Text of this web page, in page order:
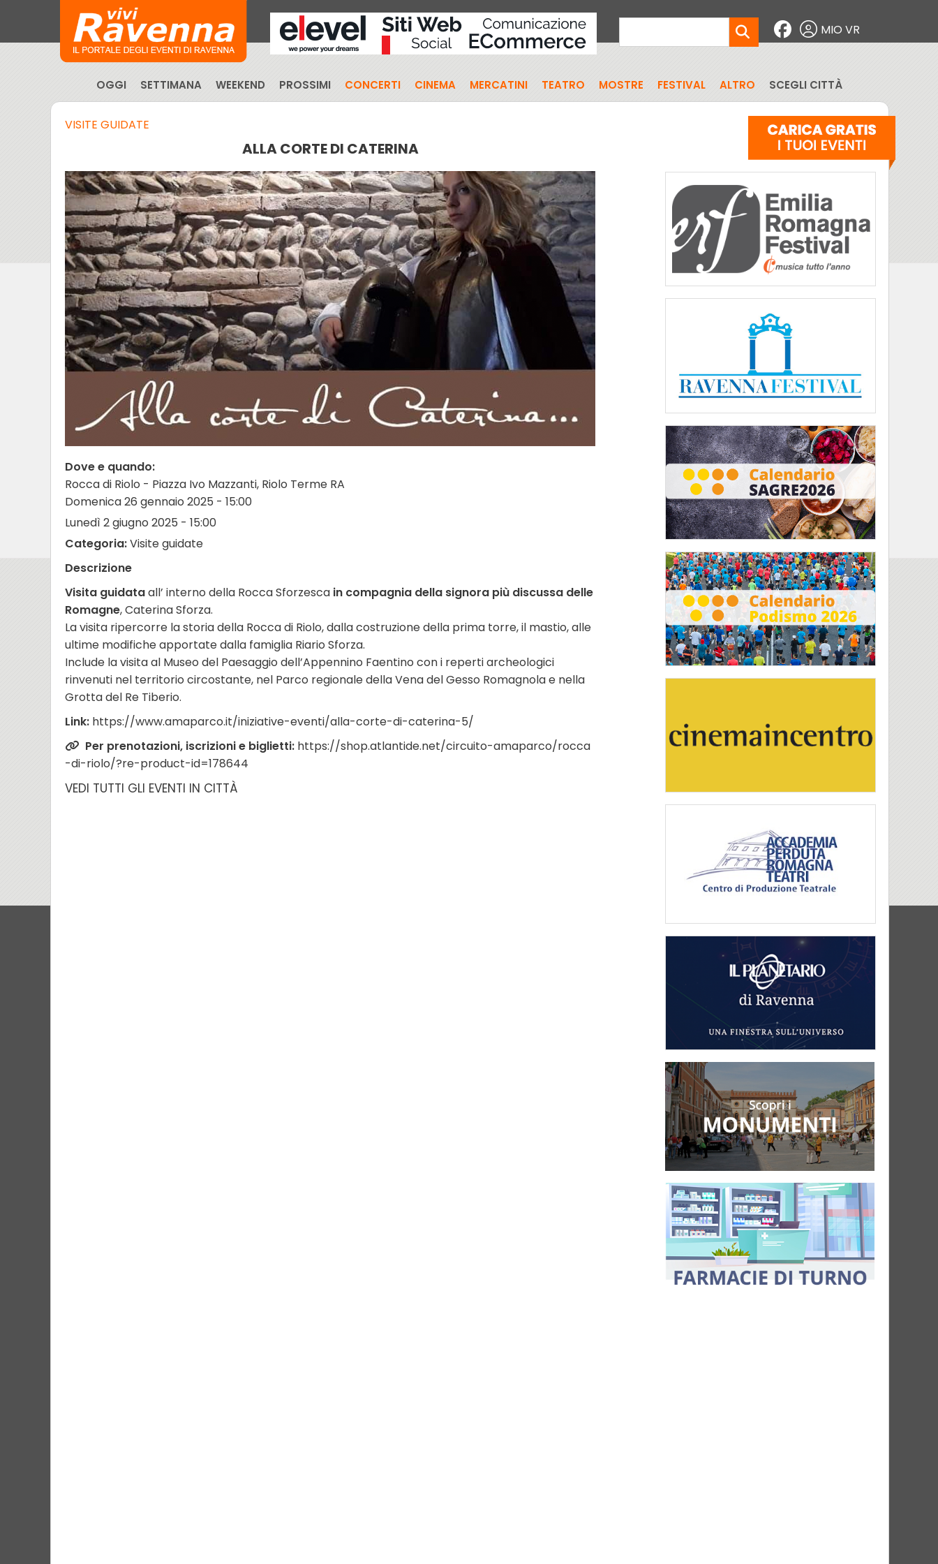
MIO VR
OGGI SETTIMANA WEEKEND PROSSIMI CONCERTI CINEMA MERCATINI TEATRO MOSTRE FESTIVAL ALTRO SCEGLI CITTÀ
VISITE GUIDATE
ALLA CORTE DI CATERINA
Dove e quando:
Rocca di Riolo - Piazza Ivo Mazzanti, Riolo Terme RA
Domenica 26 gennaio 2025 - 15:00
Lunedì 2 giugno 2025 - 15:00
Categoria:Visite guidate
Descrizione
Visita guidataall’ interno della Rocca Sforzesca in compagnia della signora più discussa delle
Romagne, Caterina Sforza.
La visita ripercorre la storia della Rocca di Riolo, dalla costruzione della prima torre, il mastio, alle
ultime modifiche apportate dalla famiglia Riario Sforza.
Include la visita al Museo del Paesaggio dell’Appennino Faentino con i reperti archeologici
rinvenuti nel territorio circostante, nel Parco regionale della Vena del Gesso Romagnola e nella
Grotta del Re Tiberio.
Link: https://www.amaparco.it/iniziative-eventi/alla-corte-di-caterina-5/
Per prenotazioni, iscrizioni e biglietti: https://shop.atlantide.net/circuito-amaparco/rocca
-di-riolo/?re-product-id=178644
VEDI TUTTI GLI EVENTI IN CITTÀ